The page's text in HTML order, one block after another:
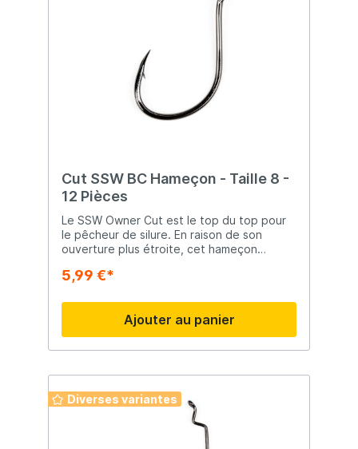
Cut SSW BC Hameçon - Taille 8 -
12 Pièces
Le SSW Owner Cut est le top du top pour
le pêcheur de silure. En raison de son
ouverture plus étroite, cet hameçon
à la pêche au poisson-chat, entre autres.
hameçon pénètre les bouche les plus
5,99 €*
Ajouter au panier
Diverses variantes